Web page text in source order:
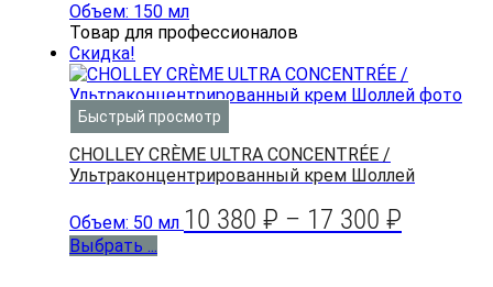
Объем: 150 мл
Товар для профессионалов
Скидка!
Быстрый просмотр
CHOLLEY CRÈME ULTRA CONCENTRÉE /
Ультраконцентрированный крем Шоллей
Объем: 50 мл 10 380 ₽ – 17 300 ₽
Выбрать ...